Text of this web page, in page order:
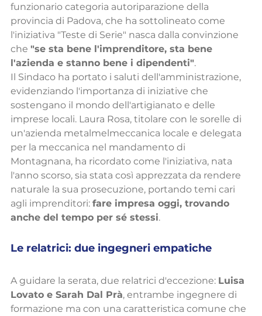
funzionario categoria autoriparazione della
provincia di Padova, che ha sottolineato come
l'iniziativa "Teste di Serie" nasca dalla convinzione
che "se sta bene l'imprenditore, sta bene
l'azienda e stanno bene i dipendenti".
Il Sindaco ha portato i saluti dell'amministrazione,
evidenziando l'importanza di iniziative che
sostengano il mondo dell'artigianato e delle
imprese locali. Laura Rosa, titolare con le sorelle di
un'azienda metalmelmeccanica locale e delegata
per la meccanica nel mandamento di
Montagnana, ha ricordato come l'iniziativa, nata
l'anno scorso, sia stata così apprezzata da rendere
naturale la sua prosecuzione, portando temi cari
agli imprenditori: fare impresa oggi, trovando
anche del tempo per sé stessi.
Le relatrici: due ingegneri empatiche
A guidare la serata, due relatrici d'eccezione: Luisa
Lovato e Sarah Dal Prà, entrambe ingegnere di
formazione ma con una caratteristica comune che